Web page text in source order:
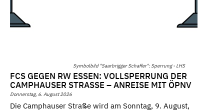
Symbolbild "Saarbrigger Schaffer": Sperrung - LHS
FCS GEGEN RW ESSEN: VOLLSPERRUNG DER
CAMPHAUSER STRASSE – ANREISE MIT ÖPNV
Donnerstag, 6. August 2026
Die Camphauser Straße wird am Sonntag, 9. August,